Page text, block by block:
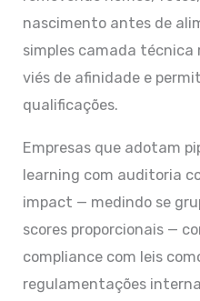
nascimento antes de
simples camada
viés de afinidade e
qualificações.
Empresas que adotam
learning com auditoria
impact — medindo se
scores proporcionais —
compliance com leis
regulamentações